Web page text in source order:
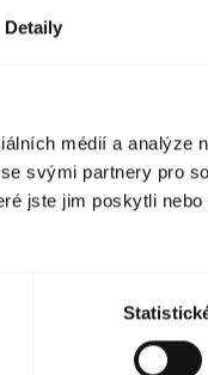
Detaily
médií a analýze
svými partnery pro
jste jim poskytli
Jak nakupovat
Vyhledání